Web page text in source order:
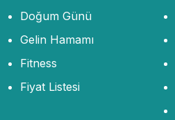
Doğum Günü
Gelin Hamamı
Fitness
Fiyat Listesi